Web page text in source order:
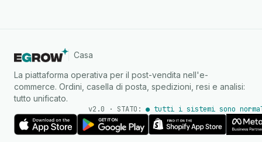
Casa
La piattaforma operativa per il post-vendita nell'e-
commerce. Ordini, casella di posta, spedizioni, resi e analisi:
tutto unificato.
v2.0 · STATO: ● tutti i sistemi sono